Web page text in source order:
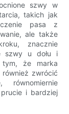
szwy w
takich jak
pasa z
ale także
znacznie
szwy u dołu i
tym, że marka
również zwrócić
i bardziej